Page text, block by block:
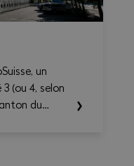
un
(ou 4, selon
du